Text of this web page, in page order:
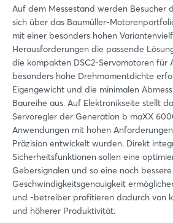
Auf dem Messestand werden Besucher
sich über das Baumüller-
mit einer besonders hohen
Herausforderungen die passende
die kompakten DSC2-Servomotoren für
besonders hohe Drehmomentdichte
Eigengewicht und die minimalen
Baureihe aus. Auf Elektronikseite stellt
Servoregler der Generation b maXX
Anwendungen mit hohen
Präzision entwickelt wurden. Direkt
Sicherheitsfunktionen sollen eine
Gebersignalen und so eine noch
Geschwindigkeitsgenauigkeit
und -betreiber profitieren dadurch von
und höherer Produktivität.